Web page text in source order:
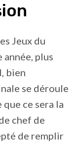
Jeux du
plus
bien
se déroule
que ce sera la
chef de
de remplir